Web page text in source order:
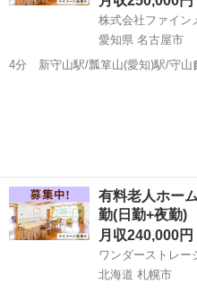
株式会社ファイン
愛知県 名古屋市
4分 新守山駅/瓢箪山(愛知)駅/守山
有料老人ホー
勤(日勤+夜勤)
月収240,000円
ワンダーストレー
北海道 札幌市